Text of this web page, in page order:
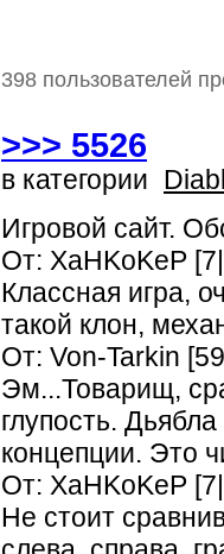
398 пользователей
>>> 5526
в категории
Игровой сайт.
От: XaHKoKeP
Классная игра,
такой клон,
От: Von-Tarkin
Эм...Товарищ,
глупость.
концепции. Это
От: XaHKoKeP
Не стоит